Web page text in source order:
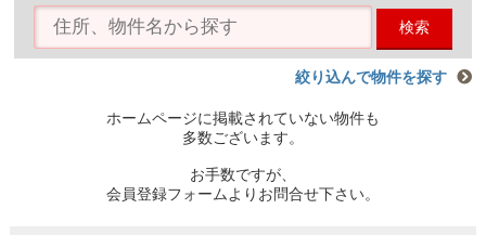
検索
絞り込んで物件を探す
ホームページに掲載されていない物件も
多数ございます。
お手数ですが、
会員登録フォームよりお問合せ下さい。